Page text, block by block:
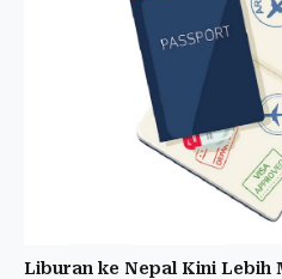
Liburan ke Nepal Kini Lebih